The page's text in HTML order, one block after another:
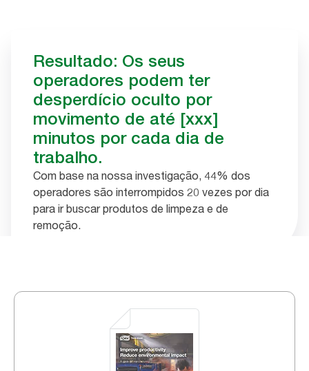
Resultado: Os seus
operadores podem ter
desperdício oculto por
movimento de até [xxx]
minutos por cada dia de
trabalho.
Com base na nossa investigação, 44% dos
operadores são interrompidos 20 vezes por dia
para ir buscar produtos de limpeza e de
remoção.